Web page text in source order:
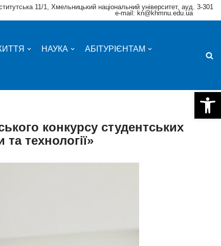
11/1, Хмельницький національний університет, ауд. 3-301
e-mail: kn@khmnu.edu.ua
НАУКА
АБІТУРІЄНТАМ
конкурсу студентських
технології»